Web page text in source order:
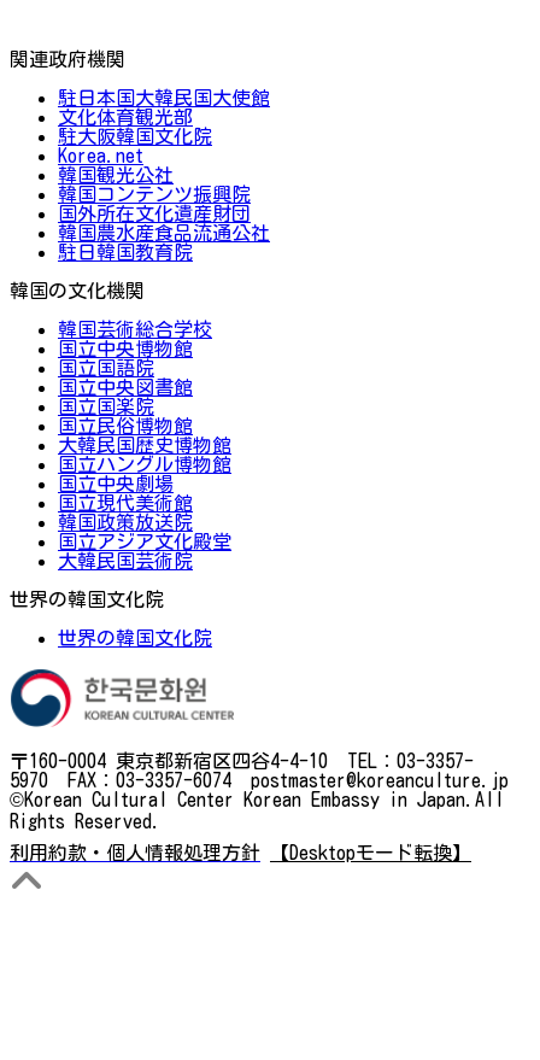
関連政府機関
駐日本国大韓民国大使館
文化体育観光部
駐大阪韓国文化院
Korea.net
韓国観光公社
韓国コンテンツ振興院
国外所在文化遺産財団
韓国農水産食品流通公社
駐日韓国教育院
韓国の文化機関
韓国芸術総合学校
国立中央博物館
国立国語院
国立中央図書館
国立国楽院
国立民俗博物館
大韓民国歴史博物館
国立ハングル博物館
国立中央劇場
国立現代美術館
韓国政策放送院
国立アジア文化殿堂
大韓民国芸術院
世界の韓国文化院
世界の韓国文化院
〒160-0004 東京都新宿区四谷4-4-10 TEL：03-3357-
5970 FAX：03-3357-6074 postmaster@koreanculture.jp
©Korean Cultural Center Korean Embassy in Japan.All
Rights Reserved.
利用約款・個人情報処理方針
【Desktopモード転換】